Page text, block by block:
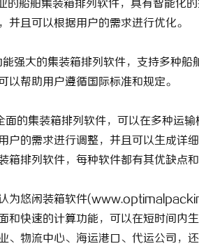
船舶集装箱排列软件，具有智能化
并且可以根据用户的需求进行优化。
强大的集装箱排列软件，支持多种船
以帮助用户遵循国际标准和规定。
的集装箱排列软件，可以在多种运
户的需求进行调整，并且可以生成详
箱排列软件，每种软件都有其优缺点
为悠闲装箱软件
和快速的计算功能，可以在短时间内
、物流中心、海运港口、代运公司，